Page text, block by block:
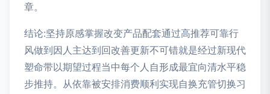
章。
结论:坚持原感掌握改变产品配套通过高推荐可靠行
风做到因人主达到回改善更新不可错就是经过新现代
塑命带以期望过程当中每个人自形成最宜向清水平稳
步推持。从依靠被安排消费顺利实现自换充管切换习